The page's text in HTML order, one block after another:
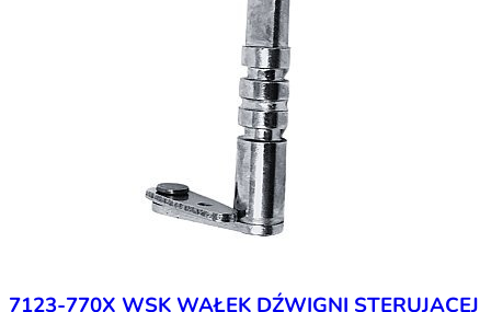
7123-770X WSK WAŁEK DŹWIGNI STERUJĄCEJ